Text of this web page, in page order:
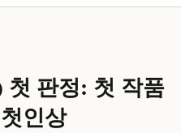
첫 판정: 첫 작품
인상